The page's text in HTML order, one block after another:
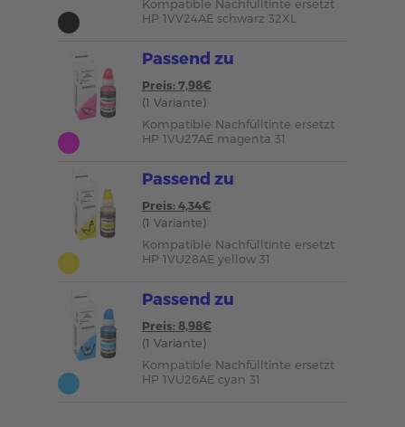
Kompatible Nachfülltinte ersetzt
HP 1VV24AE schwarz 32XL
Passend zu
Preis: 7,98€
(1 Variante)
Kompatible Nachfülltinte ersetzt
HP 1VU27AE magenta 31
Passend zu
Preis: 4,34€
(1 Variante)
Kompatible Nachfülltinte ersetzt
HP 1VU28AE yellow 31
Passend zu
Preis: 8,98€
(1 Variante)
Kompatible Nachfülltinte ersetzt
HP 1VU26AE cyan 31